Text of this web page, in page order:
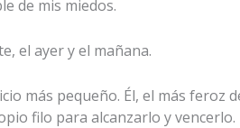
de mis miedos.
el ayer y el mañana.
más pequeño. Él, el más feroz
filo para alcanzarlo y vencerlo.